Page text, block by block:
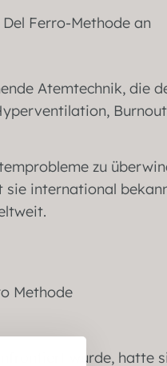
Atemtechnik, die
zu
international
wurde, hatte